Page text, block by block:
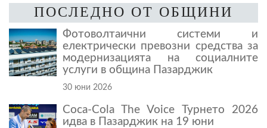
ПОСЛЕДНО ОТ ОБЩИНИ
Фотоволтаични системи и
електрически превозни средства за
модернизацията на социалните
услуги в община Пазарджик
30 юни 2026
Coca-Cola The Voice Турнето 2026
идва в Пазарджик на 19 юни